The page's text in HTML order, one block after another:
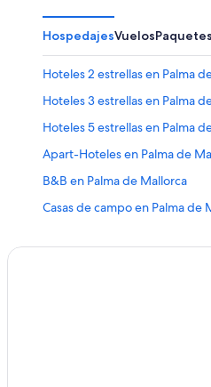
HospedajesVuelosPaquetes
Hoteles 2 estrellas en Palma
Hoteles 3 estrellas en Palma
Hoteles 5 estrellas en Palma
Apart-Hoteles en Palma de
B&B en Palma de Mallorca
Casas de campo en Palma de